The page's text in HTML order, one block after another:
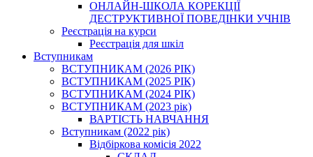
ОНЛАЙН-ШКОЛА КОРЕКЦІЇ
ДЕСТРУКТИВНОЇ ПОВЕДІНКИ УЧНІВ
Реєстрація на курси
Реєстрація для шкіл
Вступникам
ВСТУПНИКАМ (2026 РІК)
ВСТУПНИКАМ (2025 РІК)
ВСТУПНИКАМ (2024 РІК)
ВСТУПНИКАМ (2023 рік)
ВАРТІСТЬ НАВЧАННЯ
Вступникам (2022 рік)
Відбіркова комісія 2022